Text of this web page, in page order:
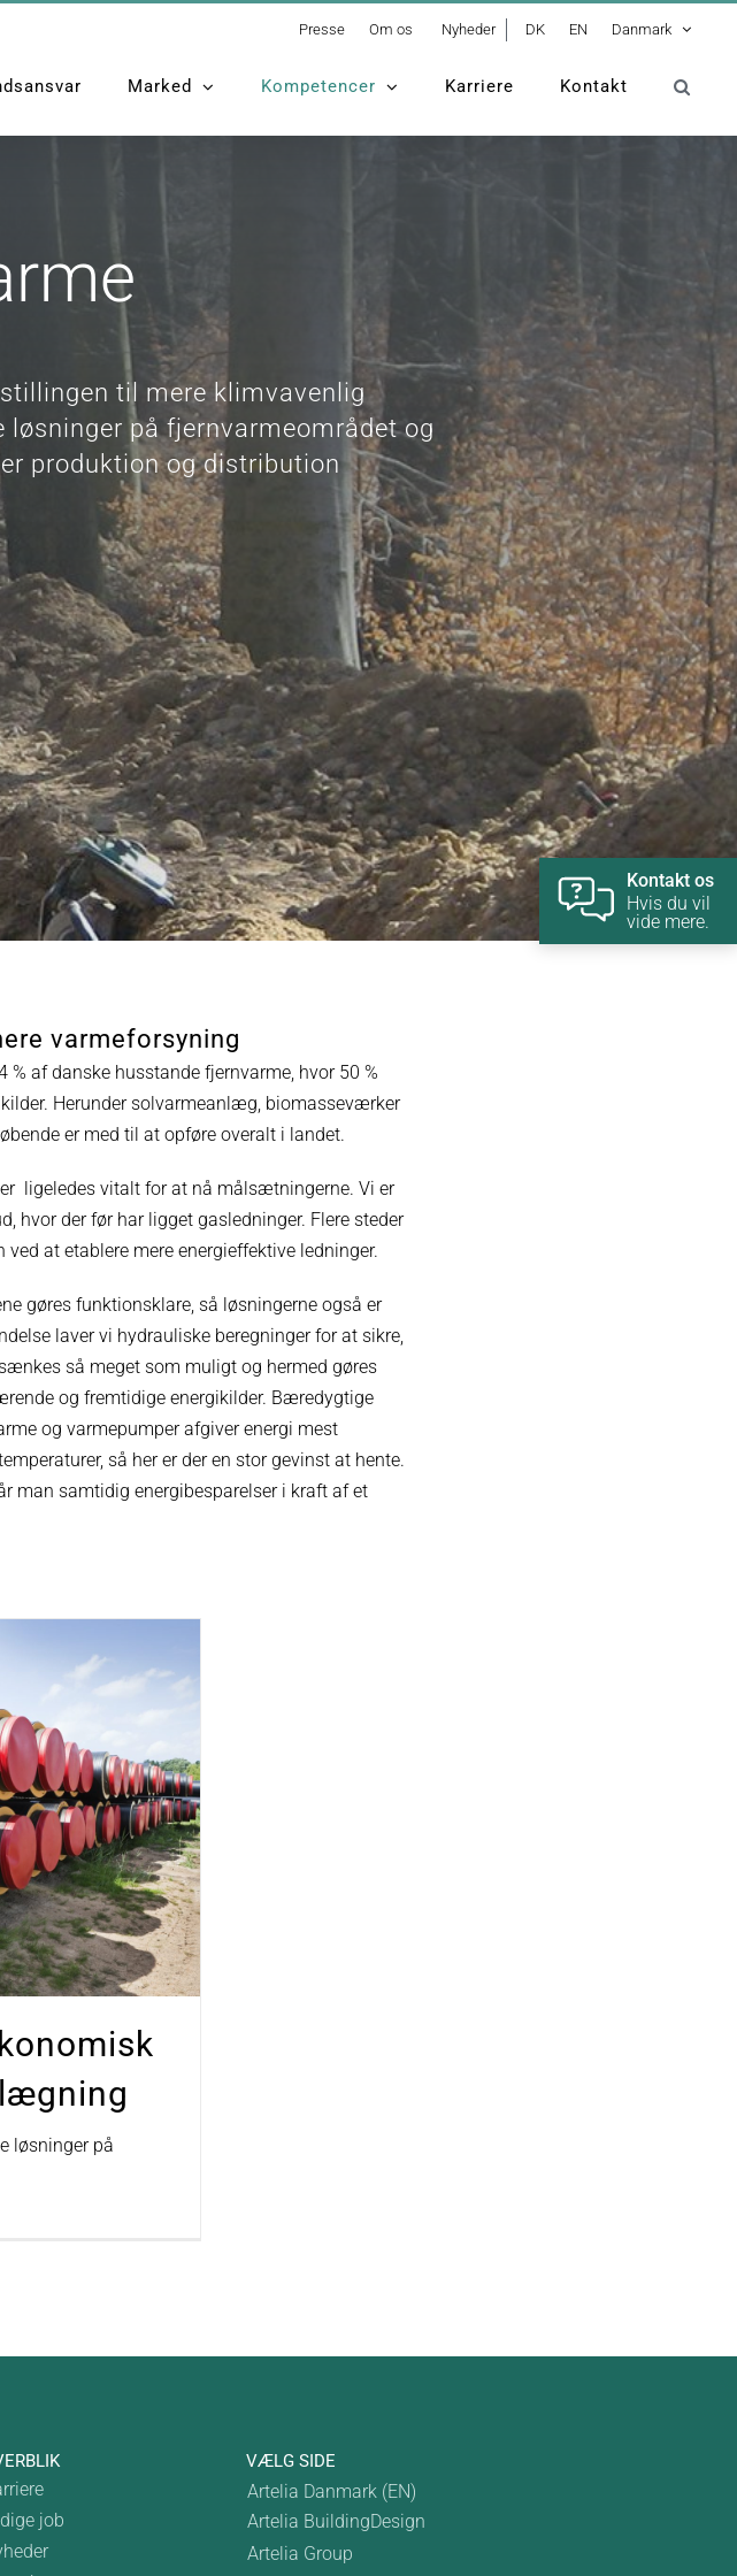
Presse Om os Nyheder DK EN Danmark
Marked Kompetencer Karriere Kontakt
til mere klimvavenlig
på fjernvarmeområdet og
produktion og distribution
varmeforsyning
% af danske husstande fjernvarme, hvor 50 %
Herunder solvarmeanlæg, biomasseværker
er med til at opføre overalt i landet.
ligeledes vitalt for at nå målsætningerne. Vi er
hvor der før har ligget gasledninger. Flere steder
at etablere mere energieffektive ledninger.
gøres funktionsklare, så løsningerne også er
laver vi hydrauliske beregninger for at sikre,
så meget som muligt og hermed gøres
og fremtidige energikilder. Bæredygtige
og varmepumper afgiver energi mest
så her er der en stor gevinst at hente.
man samtidig energibesparelser i kraft af et
løsninger på
job
VÆLG SIDE
Artelia Danmark (EN)
Artelia BuildingDesign
Artelia Group
Kontakt os
Hvis du vil
vide mere.